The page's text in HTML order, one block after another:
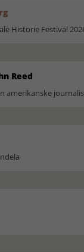
Historie Festival
Reed
amerikanske